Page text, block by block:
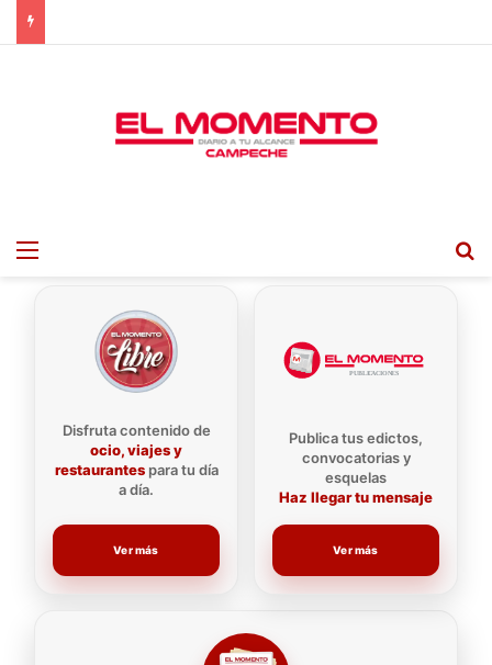
Menu
Disfruta contenido de
ocio, viajes y
restaurantespara tu día
a día.
Ver más
Publica tus edictos,
convocatorias y
esquelas
Haz llegar tu mensaje
Ver más